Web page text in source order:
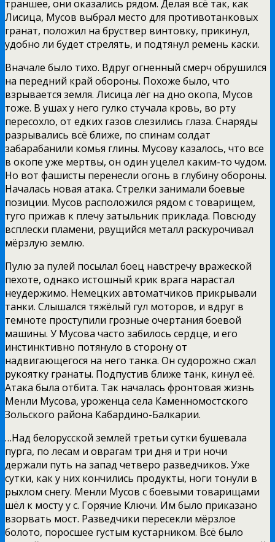
траншее, они оказались рядом. Делая всё так, как
Лисица, Мусов выбрал место для противотанковых
гранат, положил на бруствер винтовку, прикинул,
удобно ли будет стрелять, и подтянул ремень каски.
Вначале было тихо. Вдруг огненный смерч обрушился
на передний край обороны. Похоже было, что
взрывается земля. Лисица лёг на дно окопа, Мусов
тоже. В ушах у него гулко стучала кровь, во рту
пересохло, от едких газов слезились глаза. Снаряды
разрывались всё ближе, по спинам солдат
забарабанили комья глины. Мусову казалось, что все
в окопе уже мертвы, он один уцелел каким-то чудом.
Но вот фашисты перенесли огонь в глубину обороны.
Началась новая атака. Стрелки занимали боевые
позиции. Мусов расположился рядом с товарищем,
туго прижав к плечу затыльник приклада. Повсюду
всплески пламени, рвущийся металл раскурочивал
мёрзлую землю.
Пулю за пулей посылал боец навстречу вражеской
пехоте, однако истошный крик врага нарастал
неудержимо. Немецких автоматчиков прикрывали
танки. Слышался тяжёлый гул моторов, и вдруг в
темноте проступили грозные очертания боевой
машины. У Мусова часто забилось сердце, и его
инстинктивно потянуло в сторону от
надвигающегося на него танка. Он судорожно сжал
рукоятку гранаты. Подпустив ближе танк, кинул её.
Атака была отбита. Так началась фронтовая жизнь
Менли Мусова, уроженца села Каменномостского
Зольского района Кабардино-Балкарии.
…Над белорусской землей третьи сутки бушевала
пурга, по лесам и оврагам три дня и три ночи
держали путь на запад четверо разведчиков. Уже
сутки, как у них кончились продукты, ноги тонули в
рыхлом снегу. Менли Мусов с боевыми товарищами
шёл к мосту у с. Горячие Ключи. Им было приказано
взорвать мост. Разведчики пересекли мёрзлое
болото, поросшее густым кустарником. Всё было